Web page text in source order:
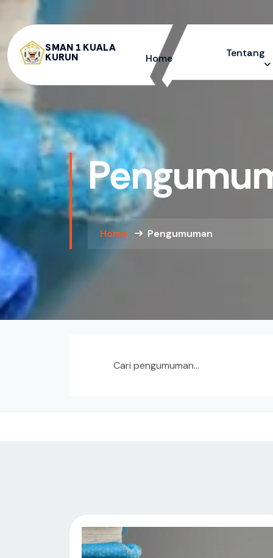
SMAN 1 KUALA
KURUN
Home Tentang
Home Pengumuman